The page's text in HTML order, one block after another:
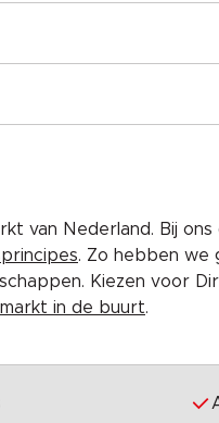
van Nederland. Bij
. Zo hebben we
Kiezen voor
in de buurt.